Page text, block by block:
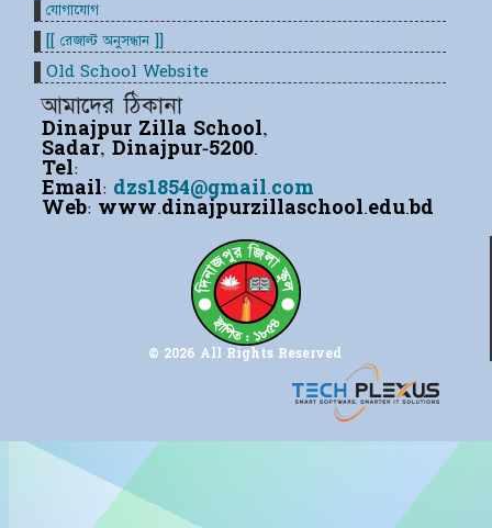
© 2026 All Rights Reserved
আমাদের ঠিকানা
Dinajpur Zilla School,
Sadar, Dinajpur-5200.
Tel:
Email: dzs1854@gmail.com
Web: www.dinajpurzillaschool.edu.bd
যোগাযোগ
[[ রেজাল্ট অনুসন্ধান ]]
Old School Website